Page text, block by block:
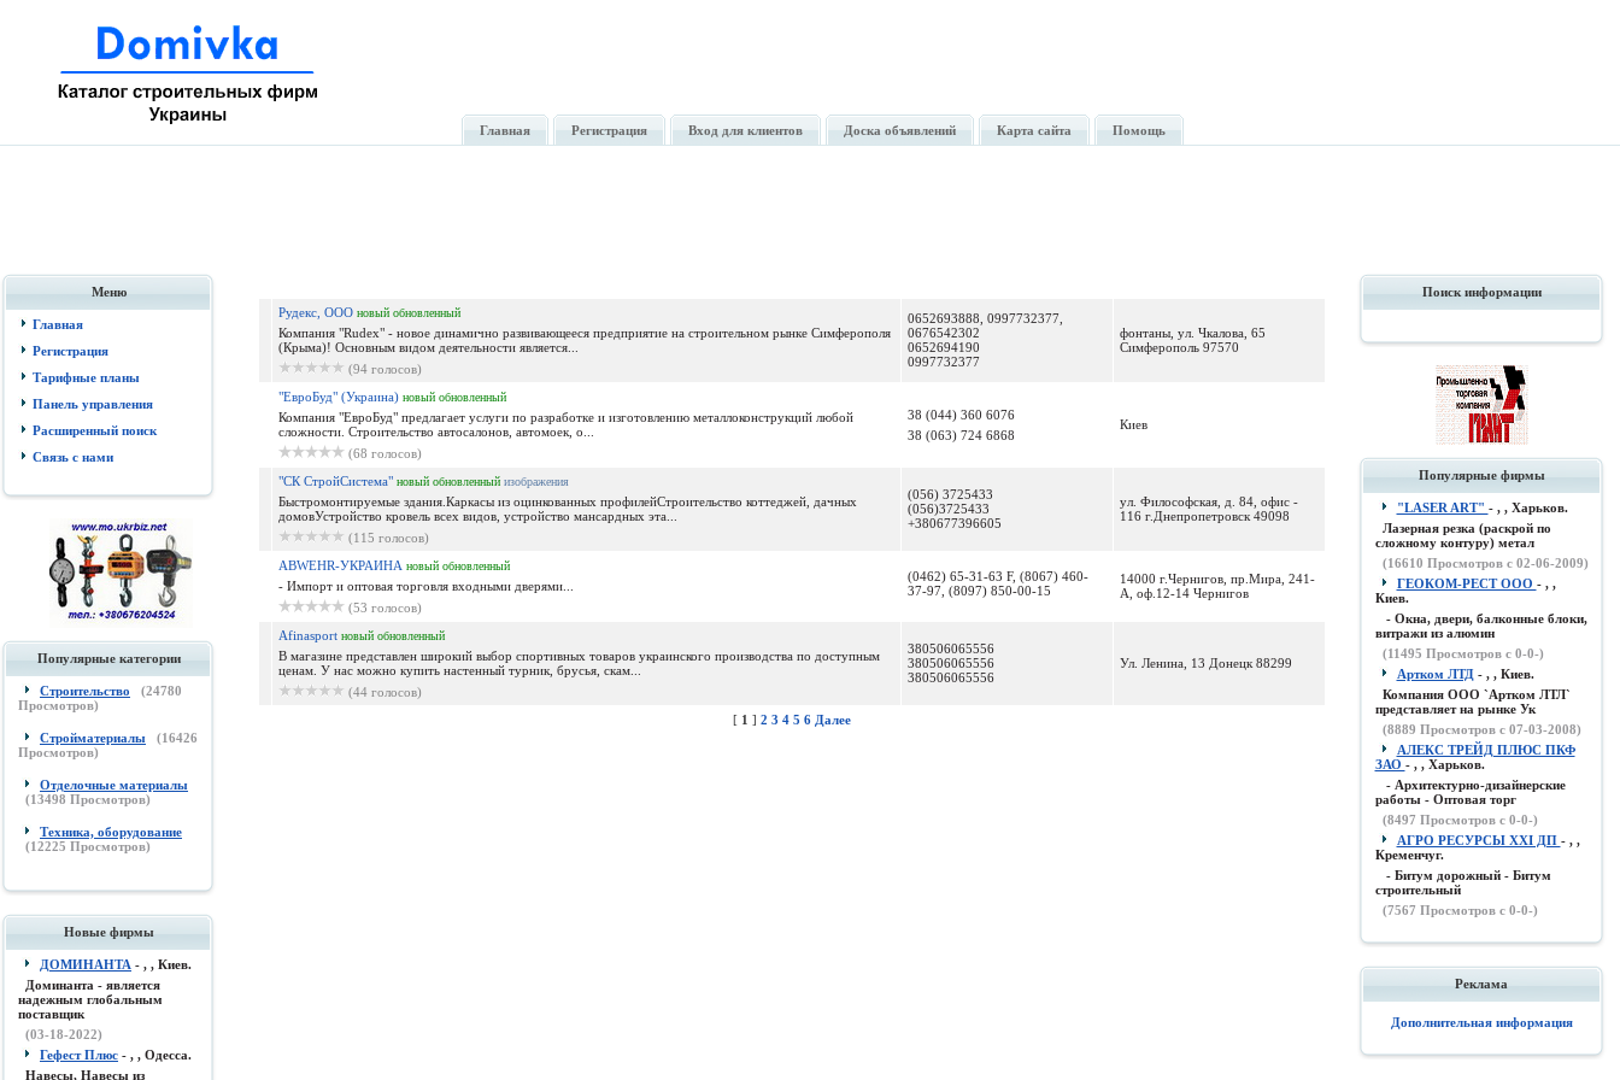
Главная Регистрация Вход для клиентов Доска объявлений Карта сайта Помощь
Меню
Главная
Регистрация
Тарифные планы
Панель управления
Расширенный поиск
Связь с нами
Популярные категории
Строительство (24780
Просмотров)
Стройматериалы (16426
Просмотров)
Отделочные материалы
(13498 Просмотров)
Техника, оборудование
(12225 Просмотров)
Новые фирмы
ДОМИНАНТА - , , Киев.
Доминанта - является
надежным глобальным
поставщик
(03-18-2022)
Гефест Плюс - , , Одесса.
Навесы, Навесы из
Рудекс, ООО новый обновленный
Компания "Rudex" - новое динамично развивающееся предприятие на строительном рынке Симферополя
(Крыма)! Основным видом деятельности является...
(94 голосов)
0652693888, 0997732377,
0676542302
0652694190
0997732377
фонтаны, ул. Чкалова, 65
Симферополь 97570
"ЕвроБуд" (Украина) новый обновленный
Компания "ЕвроБуд" предлагает услуги по разработке и изготовлению металлоконструкций любой
сложности. Строительство автосалонов, автомоек, о...
(68 голосов)
38 (044) 360 6076
38 (063) 724 6868
Киев
"СК СтройСистема" новый обновленный изображения
Быстромонтируемые здания.Каркасы из оцинкованных профилейСтроительство коттеджей, дачных
домовУстройство кровель всех видов, устройство мансардных эта...
(115 голосов)
(056) 3725433
(056)3725433
+380677396605
ул. Философская, д. 84, офис -
116 г.Днепропетровск 49098
ABWEHR-УКРАИНА новый обновленный
- Импорт и оптовая торговля входными дверями...
(53 голосов)
(0462) 65-31-63 F, (8067) 460-
37-97, (8097) 850-00-15
14000 г.Чернигов, пр.Мира, 241-
А, оф.12-14 Чернигов
Afinasport новый обновленный
В магазине представлен широкий выбор спортивных товаров украинского производства по доступным
ценам. У нас можно купить настенный турник, брусья, скам...
(44 голосов)
380506065556
380506065556
380506065556
Ул. Ленина, 13 Донецк 88299
[ 1 ] 2 3 4 5 6 Далее
Поиск информации
Популярные фирмы
"LASER ART" - , , Харьков.
Лазерная резка (раскрой по
сложному контуру) метал
(16610 Просмотров с 02-06-2009)
ГЕОКОМ-РЕСТ ООО - , ,
Киев.
- Окна, двери, балконные блоки,
витражи из алюмин
(11495 Просмотров с 0-0-)
Артком ЛТД- , , Киев.
Компания ООО `Артком ЛТЛ`
представляет на рынке Ук
(8889 Просмотров с 07-03-2008)
АЛЕКС ТРЕЙД ПЛЮС ПКФ
ЗАО - , , Харьков.
- Архитектурно-дизайнерские
работы - Оптовая торг
(8497 Просмотров с 0-0-)
АГРО РЕСУРСЫ XXI ДП - , ,
Кременчуг.
- Битум дорожный - Битум
строительный
(7567 Просмотров с 0-0-)
Реклама
Дополнительная информация